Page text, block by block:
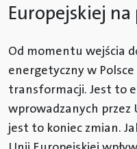
Europejskiej
Od momentu wejścia
energetyczny w
transformacji. Jest to
wprowadzanych przez
jest to koniec zmian.